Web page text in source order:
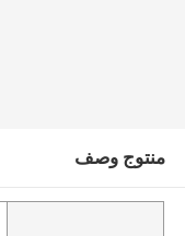
منتوج وصف